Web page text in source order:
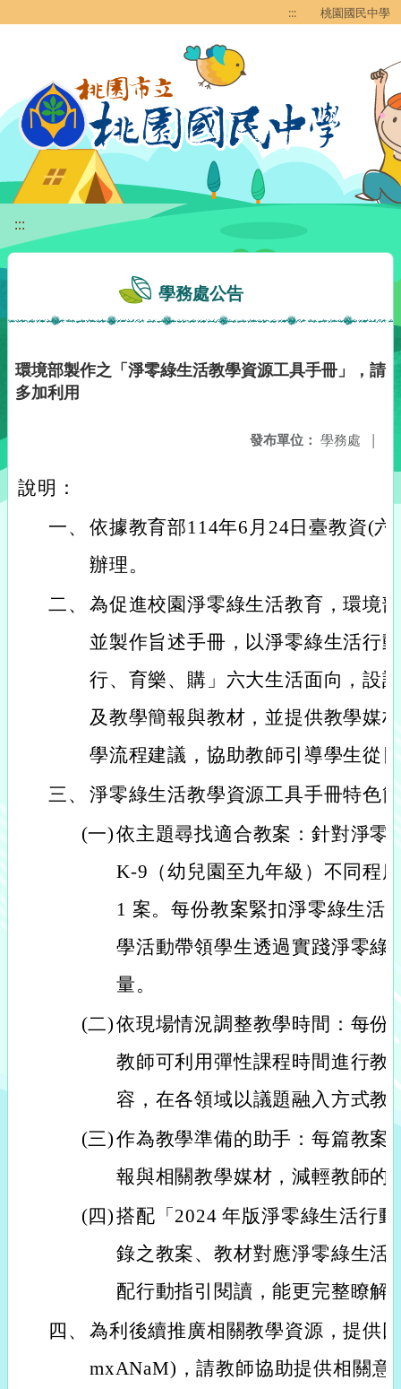
::: 桃園國民中學
:::
學務處公告
環境部製作之「淨零綠生活教學資源工具手冊」，請
多加利用
發布單位： 學務處 |
說明：
一、 依據教育部114年6月24日臺教資(
辦理。
二、 為促進校園淨零綠生活教育，環境
並製作旨述手冊，以淨零綠生活行
行、育樂、購」六大生活面向，設
及教學簡報與教材，並提供教學媒
學流程建議，協助教師引導學生從
三、 淨零綠生活教學資源工具手冊特色
(一)依主題尋找適合教案：針對淨零
K-9（幼兒園至九年級）不同程
1 案。每份教案緊扣淨零綠生活
學活動帶領學生透過實踐淨零綠
量。
(二)依現場情況調整教學時間：每份
教師可利用彈性課程時間進行教
容，在各領域以議題融入方式教
(三)作為教學準備的助手：每篇教案
報與相關教學媒材，減輕教師的
(四)搭配「2024 年版淨零綠生活行
錄之教案、教材對應淨零綠生活
配行動指引閱讀，能更完整瞭解
四、 為利後續推廣相關教學資源，提供
mxANaM)，請教師協助提供相關意